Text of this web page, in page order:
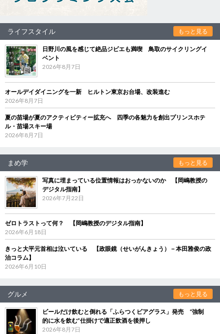
ライフスタイル もっと見る
日野川の風を感じて絶品ジビエも満喫 鳥取のサイクリングイ
ベント
2026年8月7日
オールデイダイニングを一新 ヒルトン東京お台場、改装進む
2026年8月7日
夏の苗場が夏のアクティビティー拡充へ 四季の各魅力を創出プリンスホテ
ル・苗場スキー場
2026年8月7日
まめ学 もっと見る
写真に埋まっている位置情報はおっかないのか 【岡嶋教授の
デジタル指南】
2026年7月22日
ゼロトラストって何？ 【岡嶋教授のデジタル指南】
2026年6月18日
きっと大平元首相は泣いている 【政眼鏡（せいがんきょう）－本田雅俊の政
治コラム】
2026年6月10日
グルメ もっと見る
ビールだけ飲むと倒れる「ふらつくビアグラス」発売 “強制
的に水を飲む”仕掛けで適正飲酒を後押し
2026年8月7日